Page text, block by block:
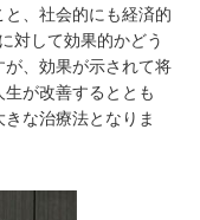
、社会的にも経済的
対して効果的かどう
、効果が示されて将
が改善するととも
な治療法となりま